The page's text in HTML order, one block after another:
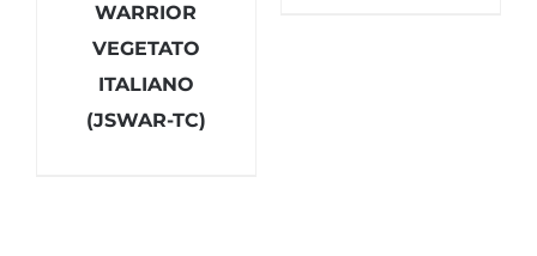
WARRIOR
VEGETATO
ITALIANO
(JSWAR-TC)